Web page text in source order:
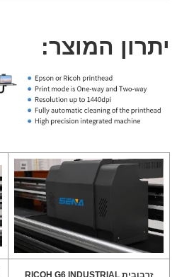
יתרון המוצר: